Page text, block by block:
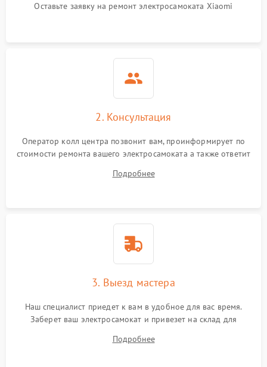
Оставьте заявку на ремонт электросамоката Xiaomi
2. Консультация
Оператор колл центра позвонит вам, проинформирует по
стоимости ремонта вашего электросамоката а также ответит
Подробнее
3. Выезд мастера
Наш специалист приедет к вам в удобное для вас время.
Заберет ваш электросамокат и привезет на склад для
Подробнее